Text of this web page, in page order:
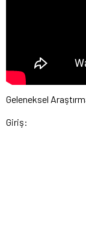
Geleneksel
Giriş: